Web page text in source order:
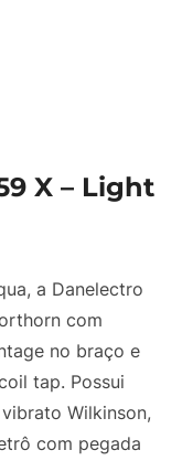
X – Light
a Danelectro
com
no braço e
tap. Possui
Wilkinson,
com pegada